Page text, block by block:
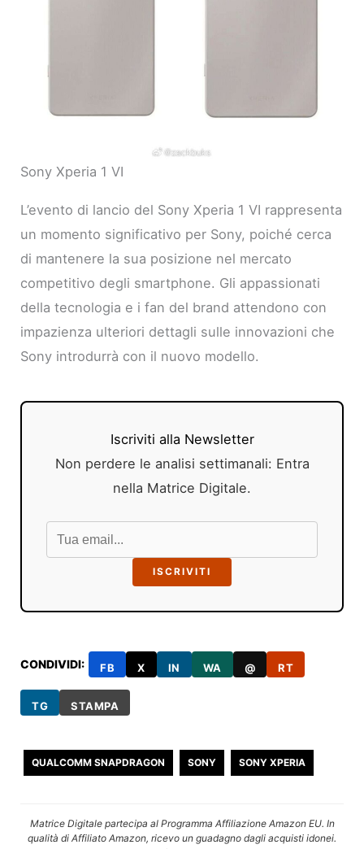
Sony Xperia 1 VI
L’evento di lancio del Sony Xperia 1 VI rappresenta
un momento significativo per Sony, poiché cerca
di mantenere la sua posizione nel mercato
competitivo degli smartphone. Gli appassionati
della tecnologia e i fan del brand attendono con
impazienza ulteriori dettagli sulle innovazioni che
Sony introdurrà con il nuovo modello.
Iscriviti alla Newsletter
Non perdere le analisi settimanali: Entra
nella Matrice Digitale.
ISCRIVITI
CONDIVIDI: FB X IN WA @ RT
TG STAMPA
QUALCOMM SNAPDRAGON SONY SONY XPERIA
Matrice Digitale partecipa al Programma Affiliazione Amazon EU. In
qualità di Affiliato Amazon, ricevo un guadagno dagli acquisti idonei.